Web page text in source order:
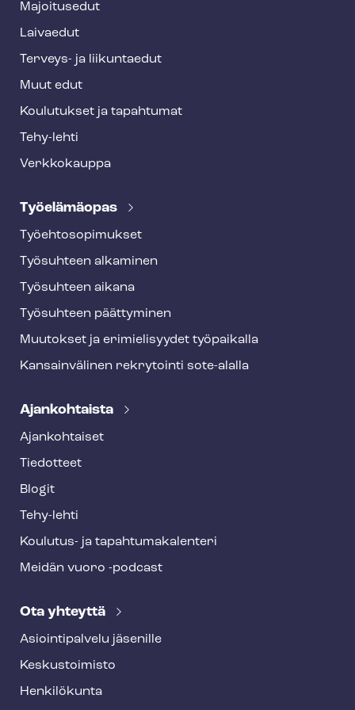
Majoitusedut
Laivaedut
Terveys- ja liikuntaedut
Muut edut
Koulutukset ja tapahtumat
Tehy-lehti
Verkkokauppa
Työelämäopas
Työ­eh­to­so­pi­muk­set
Työsuhteen alkaminen
Työsuhteen aikana
Työsuhteen päättyminen
Muutokset ja erimielisyydet työpaikalla
Kansainvälinen rekrytointi sote-alalla
Ajankohtaista
Ajankohtaiset
Tiedotteet
Blogit
Tehy-lehti
Koulutus- ja ta­pah­tu­ma­ka­len­te­ri
Meidän vuoro -podcast
Ota yhteyttä
Asioin­ti­pal­ve­lu jäsenille
Keskustoimisto
Henkilökunta